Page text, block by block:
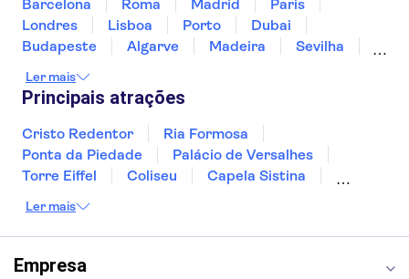
Barcelona Roma Madrid
Paris
Londres
Lisboa Porto
Dubai
Budapeste
Algarve Madeira
Sevilha
Sintra
Lagos
Ler mais
Principais atrações
Cristo Redentor
Ria Formosa
Ponta da Piedade
Palácio de Versalhes
Torre Eiffel
Coliseu
Capela Sistina
Parque Güell
Caminito del Rey
Castelo de São Jorge
Quinta da Regaleira
Ler mais
Empresa